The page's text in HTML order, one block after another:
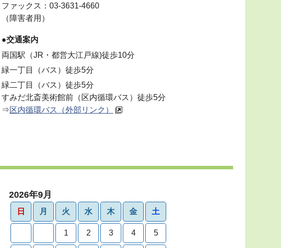
ファックス：03-3631-4660
（障害者用）
●交通案内
両国駅（JR・都営大江戸線)徒歩10分
緑一丁目（バス）徒歩5分
緑二丁目（バス）徒歩5分
すみだ北斎美術館前（区内循環バス）徒歩5分
⇒区内循環バス（外部リンク）
2026年9月
日 月 火 水 木 金 土
1 2 3 4 5